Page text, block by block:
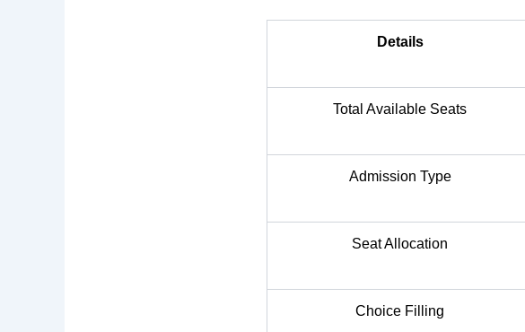
Details
Total Available Seats
Admission Type
Seat Allocation
Choice Filling